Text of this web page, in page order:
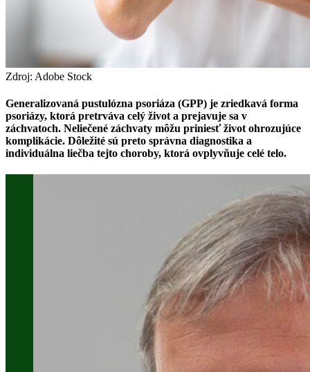
Zdroj: Adobe Stock
Generalizovaná pustulózna psoriáza (GPP) je zriedkavá forma
psoriázy, ktorá pretrváva celý život a prejavuje sa v
záchvatoch. Neliečené záchvaty môžu priniesť život ohrozujúce
komplikácie. Dôležité sú preto správna diagnostika a
individuálna liečba tejto choroby, ktorá ovplyvňuje celé telo.